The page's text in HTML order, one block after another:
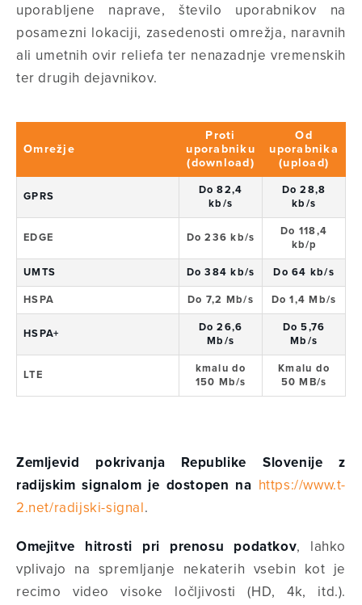
uporabljene naprave, število uporabnikov na
posamezni lokaciji, zasedenosti omrežja, naravnih
ali umetnih ovir reliefa ter nenazadnje vremenskih
ter drugih dejavnikov.
Omrežje
Proti
uporabniku
(download)
Od
uporabnika
(upload)
GPRS
Do 82,4
kb/s
Do 28,8
kb/s
EDGE Do 236 kb/s
Do 118,4
kb/p
UMTS Do 384 kb/s Do 64 kb/s
HSPA Do 7,2 Mb/s Do 1,4 Mb/s
HSPA+
Do 26,6
Mb/s
Do 5,76
Mb/s
LTE
kmalu do
150 Mb/s
Kmalu do
50 MB/s
Zemljevid pokrivanja Republike Slovenije z
radijskim signalom je dostopen na https://www.t-
2.net/radijski-signal.
Omejitve hitrosti pri prenosu podatkov, lahko
vplivajo na spremljanje nekaterih vsebin kot je
recimo video visoke ločljivosti (HD, 4k, itd.).